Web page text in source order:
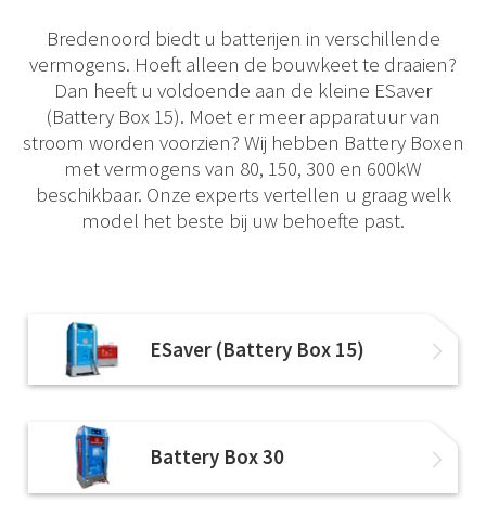
Bredenoord biedt u batterijen in verschillende
vermogens. Hoeft alleen de bouwkeet te draaien?
Dan heeft u voldoende aan de kleine ESaver
(Battery Box 15). Moet er meer apparatuur van
stroom worden voorzien? Wij hebben Battery Boxen
met vermogens van 80, 150, 300 en 600kW
beschikbaar. Onze experts vertellen u graag welk
model het beste bij uw behoefte past.
ESaver (Battery Box 15)
Battery Box 30